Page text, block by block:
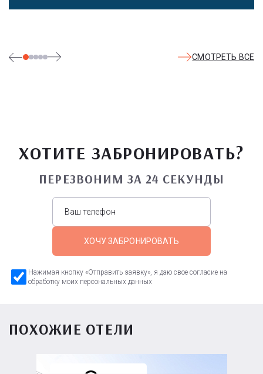
СМОТРЕТЬ ВСЕ
ХОТИТЕ ЗАБРОНИРОВАТЬ?
ПЕРЕЗВОНИМ ЗА 24 СЕКУНДЫ
ХОЧУ ЗАБРОНИРОВАТЬ
Нажимая кнопку «Отправить заявку», я даю свое согласие на
обработку моих персональных данных
ПОХОЖИЕ ОТЕЛИ